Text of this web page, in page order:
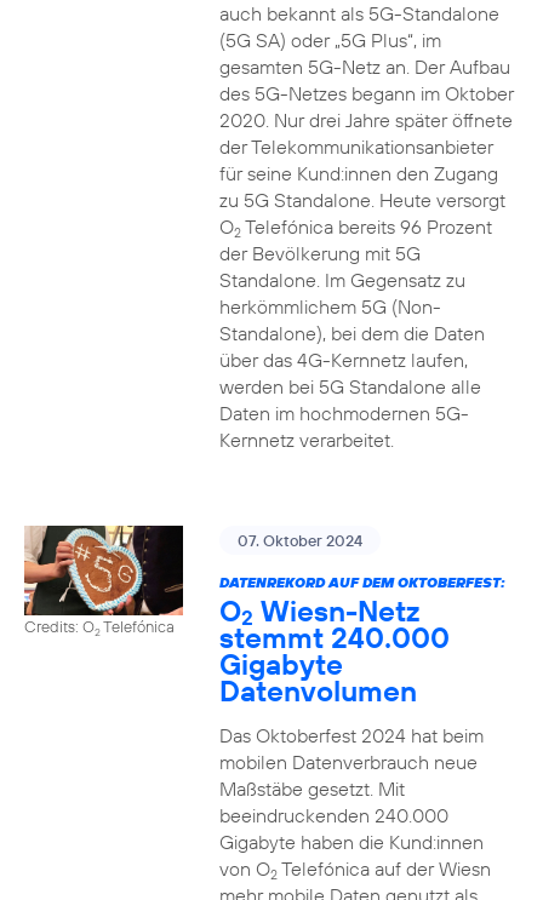
auch bekannt als 5G-Standalone
(5G SA) oder „5G Plus“, im
gesamten 5G-Netz an. Der Aufbau
des 5G-Netzes begann im Oktober
2020. Nur drei Jahre später öffnete
der Telekommunikationsanbieter
für seine Kund:innen den Zugang
zu 5G Standalone. Heute versorgt
O2Telefónica bereits 96 Prozent
der Bevölkerung mit 5G
Standalone. Im Gegensatz zu
herkömmlichem 5G (Non-
Standalone), bei dem die Daten
über das 4G-Kernnetz laufen,
werden bei 5G Standalone alle
Daten im hochmodernen 5G-
Kernnetz verarbeitet.
Credits: O2Telefónica
07. Oktober 2024
DATENREKORD AUF DEM OKTOBERFEST:
O2 Wiesn-Netz
stemmt 240.000
Gigabyte
Datenvolumen
Das Oktoberfest 2024 hat beim
mobilen Datenverbrauch neue
Maßstäbe gesetzt. Mit
beeindruckenden 240.000
Gigabyte haben die Kund:innen
von O2Telefónica auf der Wiesn
mehr mobile Daten genutzt als